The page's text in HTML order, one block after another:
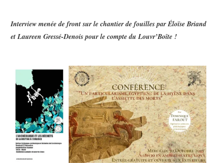
Interview menée de front sur le chantier de fouilles par Éloïse Briand
et Laureen Gressé-Denois pour le compte du Louvr’Boîte !